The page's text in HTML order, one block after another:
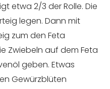
etwa 2/3 der Rolle. Die
legen. Dann mit
zum den Feta
Zwiebeln auf dem Feta
geben. Etwas
Gewürzblüten